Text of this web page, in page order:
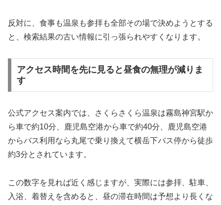
反対に、食事も温泉も参拝も全部その場で決めようとする
と、検索結果の古い情報に引っ張られやすくなります。
アクセス時間を先に見ると昼食の無理が減りま
す
公式アクセス案内では、さくらさくら温泉は霧島神宮駅か
ら車で約10分、鹿児島空港から車で約40分、鹿児島空港
からバス利用なら丸尾で乗り換えて横岳下バス停から徒歩
約3分とされています。
この数字を見れば近く感じますが、実際には参拝、駐車、
入浴、着替えを含めると、昼の滞在時間は予想より長くな